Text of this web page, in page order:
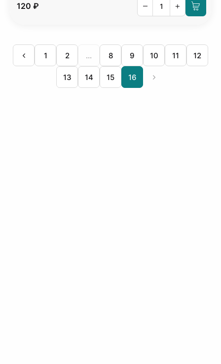
120 ₽ – +
1 2 ... 8 9 10 11 12
13 14 15 16